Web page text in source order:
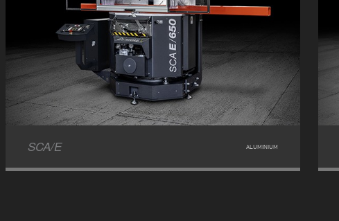
SCA/E ALUMINIUM